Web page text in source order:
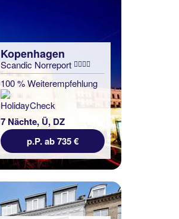
Kopenhagen
Scandic Norreport
100 % Weiterempfehlung
7 Nächte, Ü, DZ
p.P. ab 735 €